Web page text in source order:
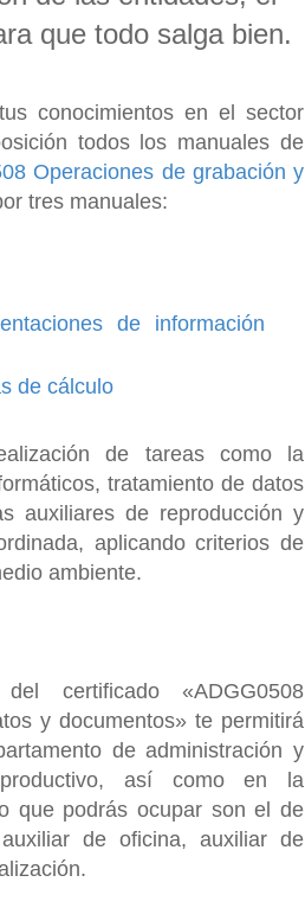
que todo salga bien.
conocimientos en el sector
todos los manuales de
Operaciones de grabación y
tres manuales:
de información
de cálculo
de tareas como la
tratamiento de datos
auxiliares de reproducción y
aplicando criterios de
ambiente.
certificado «ADGG0508
y documentos» te permitirá
de administración y
así como en la
que podrás ocupar son el de
de oficina, auxiliar de